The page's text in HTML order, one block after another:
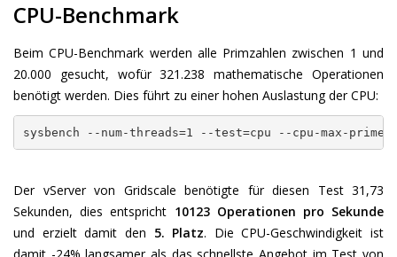
CPU-Benchmark
Beim CPU-Benchmark werden alle Primzahlen zwischen 1 und
20.000 gesucht, wofür 321.238 mathematische Operationen
benötigt werden. Dies führt zu einer hohen Auslastung der CPU:
sysbench --num-threads=1 --test=cpu --cpu-max-
Der vServer von Gridscale benötigte für diesen Test 31,73
Sekunden, dies entspricht 10123 Operationen pro Sekunde
und erzielt damit den 5. Platz. Die CPU-Geschwindigkeit ist